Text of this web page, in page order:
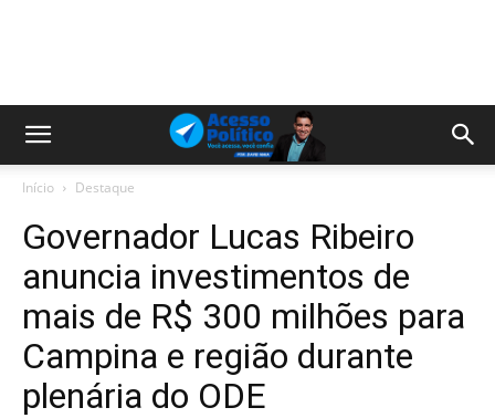
Início Destaque
Governador Lucas Ribeiro
anuncia investimentos de
mais de R$ 300 milhões para
Campina e região durante
plenária do ODE